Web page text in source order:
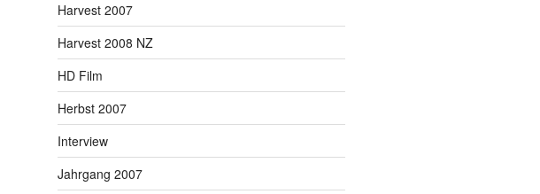
Harvest 2007
Harvest 2008 NZ
HD Film
Herbst 2007
Interview
Jahrgang 2007